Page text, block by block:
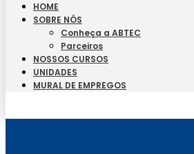
HOME
SOBRE NÓS
Conheça a ABTEC
Parceiros
NOSSOS CURSOS
UNIDADES
MURAL DE EMPREGOS